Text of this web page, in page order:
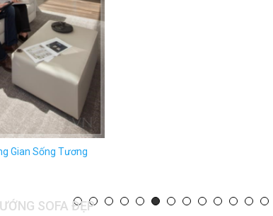
Nội Thất Loft Tinh
SOFA ĐẸP